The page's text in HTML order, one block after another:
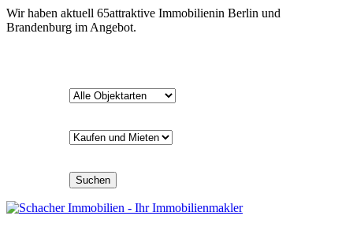
Wir haben aktuell 65attraktive Immobilienin Berlin und
Brandenburg im Angebot.
Suchen